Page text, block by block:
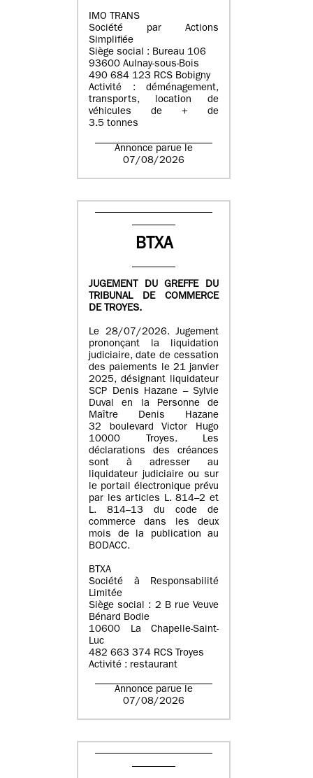
IMO TRANS
Société par Actions
Simplifiée
Siège social : Bureau 106
93600 Aulnay-sous-Bois
490 684 123 RCS Bobigny
Activité : déménagement,
transports, location de
véhicules de + de
3.5 tonnes
Annonce parue le
07/08/2026
BTXA
JUGEMENT DU GREFFE DU
TRIBUNAL DE COMMERCE
DE TROYES.
Le 28/07/2026. Jugement
prononçant la liquidation
judiciaire, date de cessation
des paiements le 21 janvier
2025, désignant liquidateur
SCP Denis Hazane – Sylvie
Duval en la Personne de
Maître Denis Hazane
32 boulevard Victor Hugo
10000 Troyes. Les
déclarations des créances
sont à adresser au
liquidateur judiciaire ou sur
le portail électronique prévu
par les articles L. 814–2 et
L. 814–13 du code de
commerce dans les deux
mois de la publication au
BODACC.
BTXA
Société à Responsabilité
Limitée
Siège social : 2 B rue Veuve
Bénard Bodie
10600 La Chapelle-Saint-
Luc
482 663 374 RCS Troyes
Activité : restaurant
Annonce parue le
07/08/2026